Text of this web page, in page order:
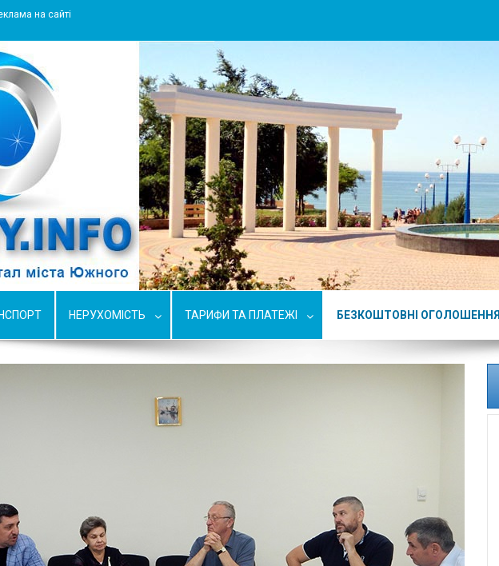
на сайті
города Южный
НЕРУХОМІСТЬ ТАРИФИ ТА ПЛАТЕЖІ БЕЗКОШТОВНІ ОГОЛОШЕННЯ